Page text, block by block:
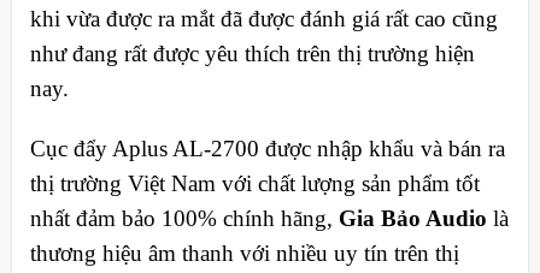
khi vừa được ra mắt đã được đánh giá rất cao cũng
như đang rất được yêu thích trên thị trường hiện
nay.
Cục đẩy Aplus AL-2700 được nhập khẩu và bán ra
thị trường Việt Nam với chất lượng sản phẩm tốt
nhất đảm bảo 100% chính hãng, Gia Bảo Audio là
thương hiệu âm thanh với nhiều uy tín trên thị